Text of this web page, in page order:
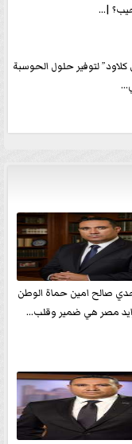
|...
لتوفير حلول الحوسبة
صالح امين حماة الوطن
مصر هي ضمير وقلب...